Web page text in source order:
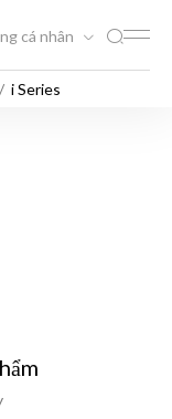
cá nhân
i Series